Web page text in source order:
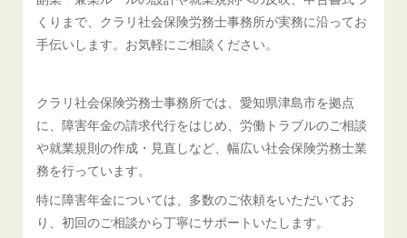
くりまで、クラリ社会保険労務士事務所が実務に沿ってお
手伝いします。お気軽にご相談ください。
クラリ社会保険労務士事務所では、愛知県津島市を拠点
に、障害年金の請求代行をはじめ、労働トラブルのご相談
や就業規則の作成・見直しなど、幅広い社会保険労務士業
務を行っています。
特に障害年金については、多数のご依頼をいただいてお
り、初回のご相談から丁寧にサポートいたします。